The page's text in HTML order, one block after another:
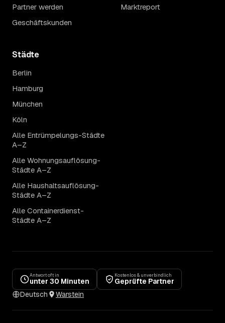
Partner werden
Geschäftskunden
Marktreport
Städte
Berlin
Hamburg
München
Köln
Alle Entrümpelungs-Städte
A–Z
Alle Wohnungsauflösung-
Städte A–Z
Alle Haushaltsauflösung-
Städte A–Z
Alle Containerdienst-
Städte A–Z
Antwort oft in
unter 30 Minuten
Kostenlos & unverbindlich
Geprüfte Partner
Deutsch
Warstein